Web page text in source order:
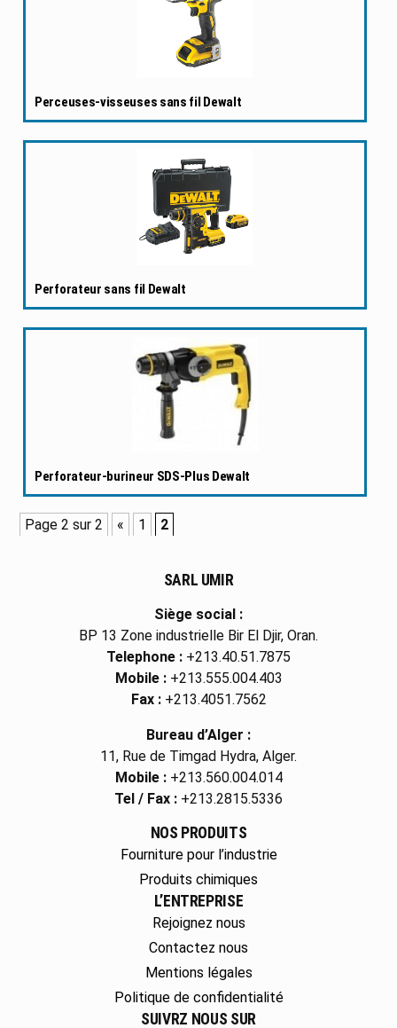
Perceuses-visseuses sans fil Dewalt
Perforateur sans fil Dewalt
Perforateur-burineur SDS-Plus Dewalt
Page 2 sur 2 « 1 2
SARL UMIR
Siège social :
BP 13 Zone industrielle Bir El Djir, Oran.
Telephone : +213.40.51.7875
Mobile :+213.555.004.403
Fax :+213.4051.7562
Bureau d’Alger :
11, Rue de Timgad Hydra, Alger.
Mobile :+213.560.004.014
Tel / Fax : +213.2815.5336
NOS PRODUITS
Fourniture pour l’industrie
Produits chimiques
L’ENTREPRISE
Rejoignez nous
Contactez nous
Mentions légales
Politique de confidentialité
SUIVRZ NOUS SUR